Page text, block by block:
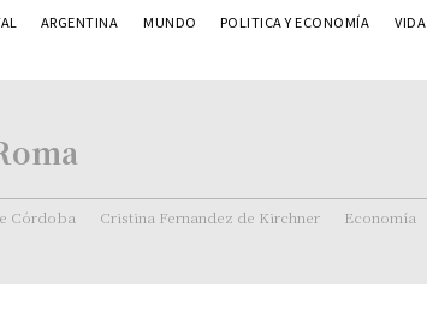
ARGENTINA MUNDO POLITICA Y ECONOMÍA VIDA
Córdoba Cristina Fernandez de Kirchner Economía